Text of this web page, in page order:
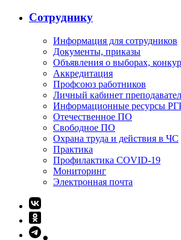
Сотруднику
Информация для сотрудников
Документы, приказы
Объявления о выборах,
Аккредитация
Профсоюз работников
Личный кабинет
Информационные ресурсы
Отечественное ПО
Свободное ПО
Охрана труда и действия в ЧС
Практика
Профилактика COVID-19
Мониторинг
Электронная почта